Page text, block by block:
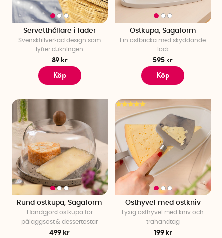
Servetthållare i läder
Svensktillverkad design som
lyfter dukningen
89 kr
Köp
Ostkupa, Sagaform
Fin ostbricka med skyddande
lock
595 kr
Köp
Rund ostkupa, Sagaform
Handgjord ostkupa för
påläggsost & dessertostar
499 kr
Osthyvel med ostkniv
Lyxig osthyvel med kniv och
trähandtag
199 kr